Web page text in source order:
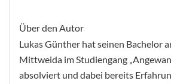
Über den Autor
Lukas Günther hat seinen Bachelor
Mittweida im Studiengang
absolviert und dabei bereits